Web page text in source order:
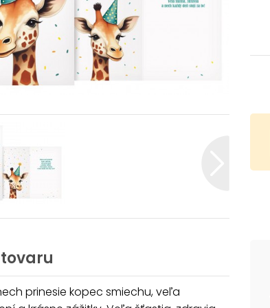
prinesie kopec smiechu, veľa